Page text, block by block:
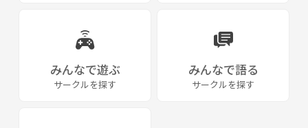
みんなで遊ぶ
サークルを探す
みんなで語る
サークルを探す